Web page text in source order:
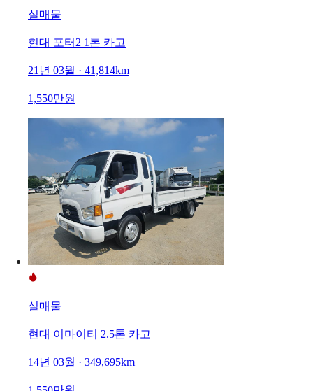
실매물
현대 포터2 1톤 카고
21년 03월 · 41,814km
1,550만원
실매물
현대 이마이티 2.5톤 카고
14년 03월 · 349,695km